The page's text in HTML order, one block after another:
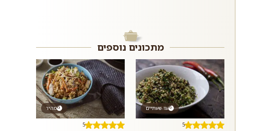
מתכונים נוספים
עד שעתיים
5
מהיר
5